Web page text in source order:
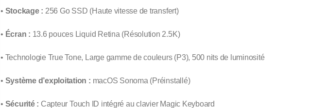
• Stockage : 256 Go SSD (Haute vitesse de transfert)
• Écran : 13.6 pouces Liquid Retina (Résolution 2.5K)
• Technologie True Tone, Large gamme de couleurs (P3), 500 nits de luminosité
• Système d’exploitation : macOS Sonoma (Préinstallé)
• Sécurité : Capteur Touch ID intégré au clavier Magic Keyboard